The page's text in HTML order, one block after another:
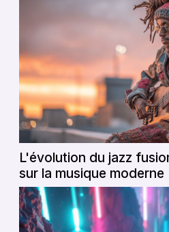
L'évolution du jazz
sur la musique moderne